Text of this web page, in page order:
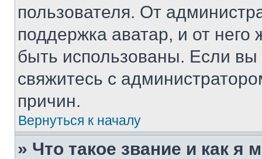
пользователя. От
поддержка аватар, и от него
быть использованы. Если
свяжитесь с
причин.
Вернуться к началу
» Что такое звание и как я